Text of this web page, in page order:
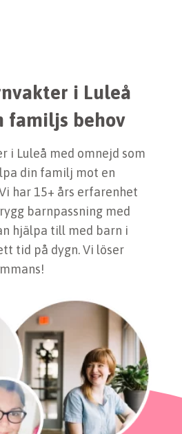
i Luleå
familjs behov
i Luleå med omnejd som
din familj mot en
har 15+ års erfarenhet
barnpassning med
hjälpa till med barn i
tid på dygn. Vi löser